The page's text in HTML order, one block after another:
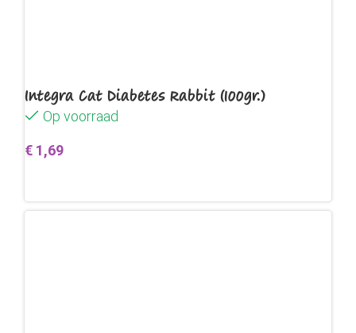
Integra Cat Diabetes Rabbit (100gr.)
Op voorraad
€ 1,69